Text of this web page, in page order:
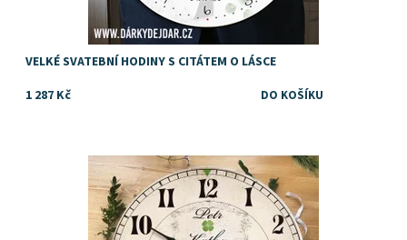
VELKÉ SVATEBNÍ HODINY S CITÁTEM O LÁSCE
1 287 Kč
Nápad na originální svatební dárek
Dostupnost:
Skladem